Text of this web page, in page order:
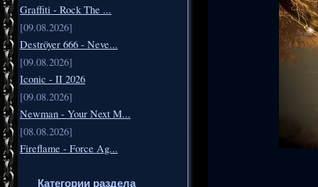
Graffiti - Rock The ...
[09.08.2026]
Deströyer 666 - Neve...
[09.08.2026]
Iconic - II 2026
[09.08.2026]
Newman - Your Next M...
[08.08.2026]
Fireflame - Force Ag...
Категории раздела